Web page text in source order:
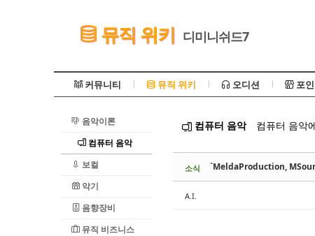
뮤직 위키 디미니쉬드7
커뮤니티 뮤직 위키 오디션 포
음악이론
컴퓨터 음악
보컬
악기
음향장비
뮤직 비즈니스
컴퓨터 음악 컴퓨터 음악
소식 `MeldaProduction,
A.I.
Sketchbook5, 스케치북5
Sketchbook5, 스케치북5